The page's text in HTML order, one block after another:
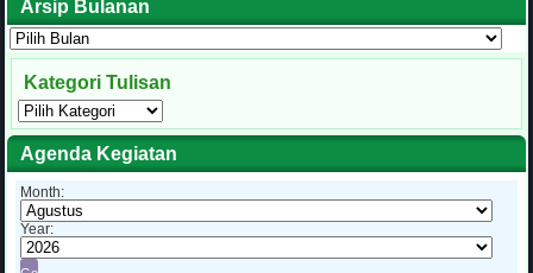
Arsip Bulanan
Arsip
Bulanan
Kategori Tulisan
Kategori
Tulisan
Agenda Kegiatan
Month:
Year: